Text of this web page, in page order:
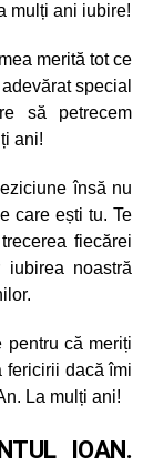
mulți ani iubire!
merită tot ce
special
să petrecem
ani!
însă nu
care ești tu. Te
fiecărei
noastră
pentru că meriți
fericirii dacă îmi
La mulți ani!
IOAN.